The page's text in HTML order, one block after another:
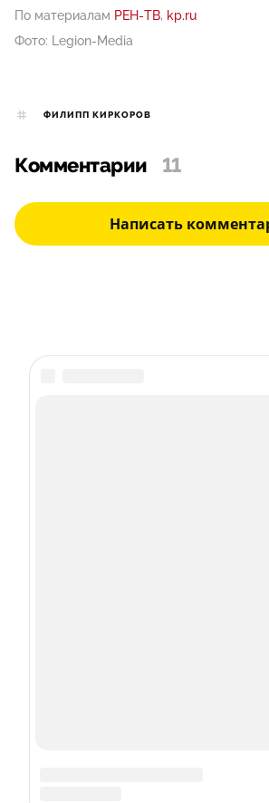
По материалам РЕН-ТВ, kp.ru
Фото: Legion-Media
ФИЛИПП КИРКОРОВ
Комментарии 11
Написать